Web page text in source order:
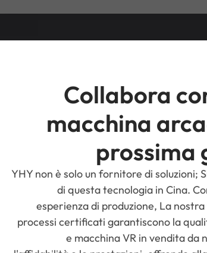
Collabora
macchina
prossima
YHY non è solo un fornitore di soluzioni;
di questa tecnologia in Cina.
esperienza di produzione, La
processi certificati garantiscono la
e macchina VR in vendita da